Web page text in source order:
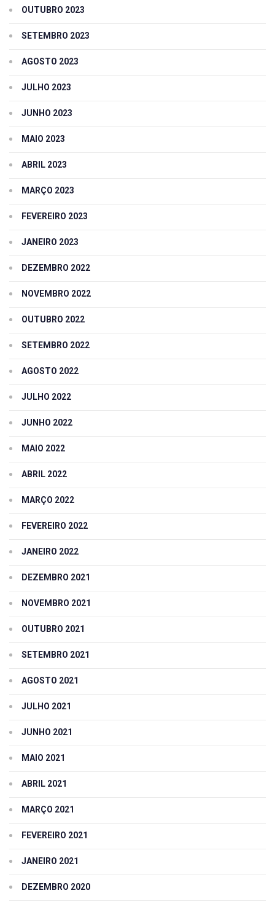
OUTUBRO 2023
SETEMBRO 2023
AGOSTO 2023
JULHO 2023
JUNHO 2023
MAIO 2023
ABRIL 2023
MARÇO 2023
FEVEREIRO 2023
JANEIRO 2023
DEZEMBRO 2022
NOVEMBRO 2022
OUTUBRO 2022
SETEMBRO 2022
AGOSTO 2022
JULHO 2022
JUNHO 2022
MAIO 2022
ABRIL 2022
MARÇO 2022
FEVEREIRO 2022
JANEIRO 2022
DEZEMBRO 2021
NOVEMBRO 2021
OUTUBRO 2021
SETEMBRO 2021
AGOSTO 2021
JULHO 2021
JUNHO 2021
MAIO 2021
ABRIL 2021
MARÇO 2021
FEVEREIRO 2021
JANEIRO 2021
DEZEMBRO 2020